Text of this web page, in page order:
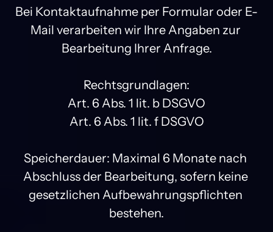
Bei Kontaktaufnahme per Formular oder E-
Mail verarbeiten wir Ihre Angaben zur
Bearbeitung Ihrer Anfrage.
Rechtsgrundlagen:
Art. 6 Abs. 1 lit. b DSGVO
Art. 6 Abs. 1 lit. f DSGVO
Speicherdauer: Maximal 6 Monate nach
Abschluss der Bearbeitung, sofern keine
gesetzlichen Aufbewahrungspflichten
bestehen.